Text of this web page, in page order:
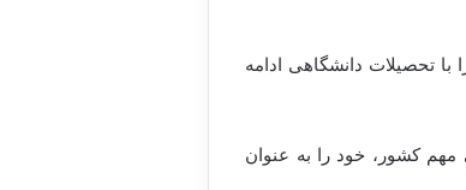
با تحصیلات دانشگاهی ادامه
کشور، خود را به عنوان